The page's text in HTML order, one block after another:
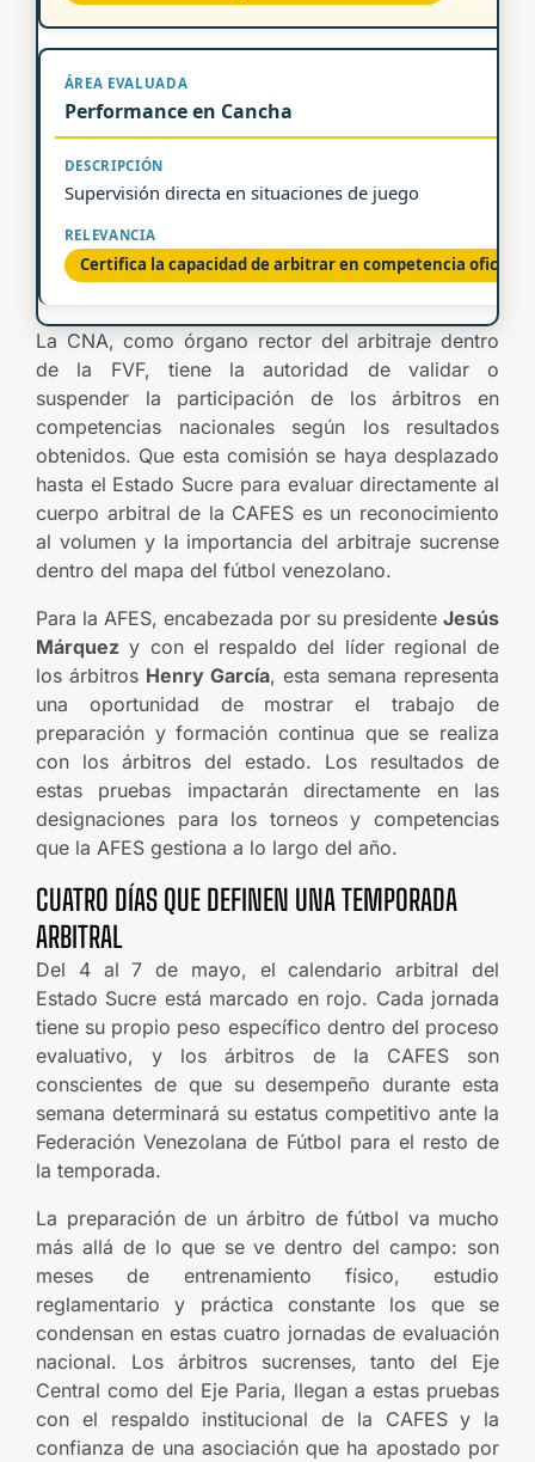
Performance en Cancha
Supervisión directa en situaciones de juego
Certifica la capacidad de arbitrar en competencia oficial
La CNA, como órgano rector del arbitraje dentro
de la FVF, tiene la autoridad de validar o
suspender la participación de los árbitros en
competencias nacionales según los resultados
obtenidos. Que esta comisión se haya desplazado
hasta el Estado Sucre para evaluar directamente al
cuerpo arbitral de la CAFES es un reconocimiento
al volumen y la importancia del arbitraje sucrense
dentro del mapa del fútbol venezolano.
Para la AFES, encabezada por su presidente Jesús
Márquez y con el respaldo del líder regional de
los árbitros Henry García, esta semana representa
una oportunidad de mostrar el trabajo de
preparación y formación continua que se realiza
con los árbitros del estado. Los resultados de
estas pruebas impactarán directamente en las
designaciones para los torneos y competencias
que la AFES gestiona a lo largo del año.
CUATRO DÍAS QUE DEFINEN UNA TEMPORADA
ARBITRAL
Del 4 al 7 de mayo, el calendario arbitral del
Estado Sucre está marcado en rojo. Cada jornada
tiene su propio peso específico dentro del proceso
evaluativo, y los árbitros de la CAFES son
conscientes de que su desempeño durante esta
semana determinará su estatus competitivo ante la
Federación Venezolana de Fútbol para el resto de
la temporada.
La preparación de un árbitro de fútbol va mucho
más allá de lo que se ve dentro del campo: son
meses de entrenamiento físico, estudio
reglamentario y práctica constante los que se
condensan en estas cuatro jornadas de evaluación
nacional. Los árbitros sucrenses, tanto del Eje
Central como del Eje Paria, llegan a estas pruebas
con el respaldo institucional de la CAFES y la
confianza de una asociación que ha apostado por